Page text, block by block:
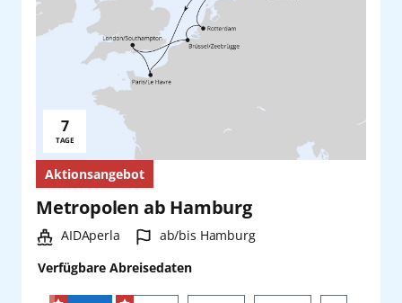
Aktionsangebot
Metropolen ab Hamburg
Schiff:
AIDAperla Hafen:
ab/bis Hamburg
Verfügbare Abreisedaten
Reisedauer:
7
TAGE